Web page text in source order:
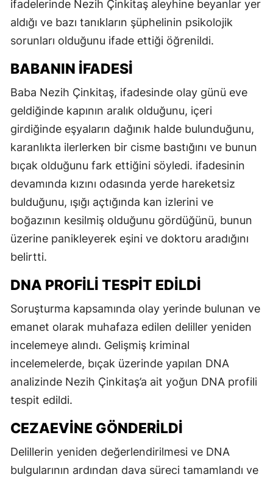
ifadelerinde Nezih Çinkitaş aleyhine beyanlar yer
aldığı ve bazı tanıkların şüphelinin psikolojik
sorunları olduğunu ifade ettiği öğrenildi.
BABANIN İFADESİ
Baba Nezih Çinkitaş, ifadesinde olay günü eve
geldiğinde kapının aralık olduğunu, içeri
girdiğinde eşyaların dağınık halde bulunduğunu,
karanlıkta ilerlerken bir cisme bastığını ve bunun
bıçak olduğunu fark ettiğini söyledi. ifadesinin
devamında kızını odasında yerde hareketsiz
bulduğunu, ışığı açtığında kan izlerini ve
boğazının kesilmiş olduğunu gördüğünü, bunun
üzerine panikleyerek eşini ve doktoru aradığını
belirtti.
DNA PROFILI TESPIT EDILDI
Soruşturma kapsamında olay yerinde bulunan ve
emanet olarak muhafaza edilen deliller yeniden
incelemeye alındı. Gelişmiş kriminal
incelemelerde, bıçak üzerinde yapılan DNA
analizinde Nezih Çinkitaş’a ait yoğun DNA profili
tespit edildi.
CEZAEVİNE GÖNDERİLDİ
Delillerin yeniden değerlendirilmesi ve DNA
bulgularının ardından dava süreci tamamlandı ve